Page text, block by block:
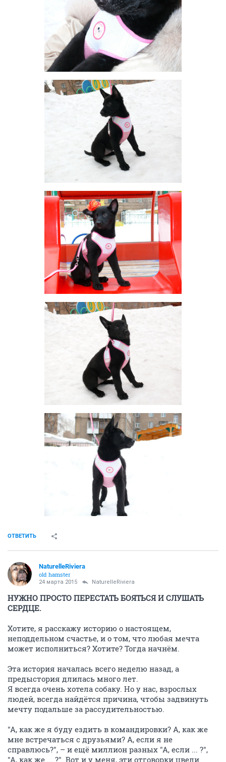
ОТВЕТИТЬ
NaturelleRiviera
old hamster
24 марта 2015 NaturelleRiviera
НУЖНО ПРОСТО ПЕРЕСТАТЬ БОЯТЬСЯ И СЛУШАТЬ
СЕРДЦЕ.
Хотите, я расскажу историю о настоящем,
неподдельном счастье, и о том, что любая мечта
может исполниться? Хотите? Тогда начнём.
Эта история началась всего неделю назад, а
предыстория длилась много лет.
Я всегда очень хотела собаку. Но у нас, взрослых
людей, всегда найдётся причина, чтобы задвинуть
мечту подальше за рассудительностью.
"А, как же я буду ездить в командировки? А, как же
мне встречаться с друзьями? А, если я не
справлюсь?", – и ещё миллион разных "А, если ... ?",
"А, как же ... ?". Вот и у меня, эти отговорки цвели